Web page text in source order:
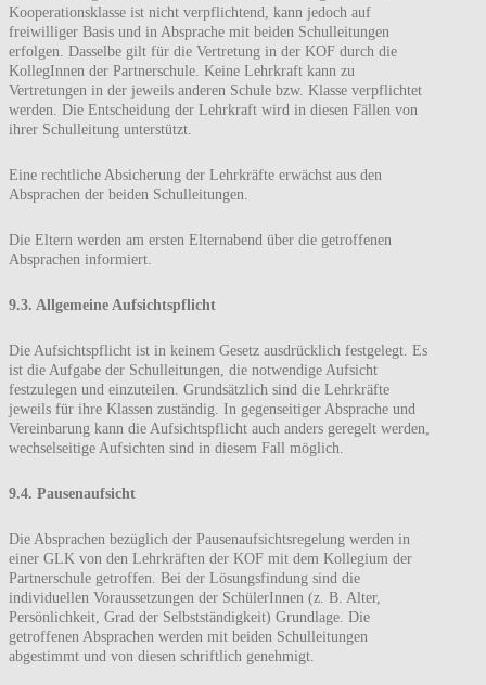
Kooperationsklasse ist nicht verpflichtend, kann jedoch auf
freiwilliger Basis und in Absprache mit beiden Schulleitungen
erfolgen. Dasselbe gilt für die Vertretung in der KOF durch die
KollegInnen der Partnerschule. Keine Lehrkraft kann zu
Vertretungen in der jeweils anderen Schule bzw. Klasse verpflichtet
werden. Die Entscheidung der Lehrkraft wird in diesen Fällen von
ihrer Schulleitung unterstützt.
Eine rechtliche Absicherung der Lehrkräfte erwächst aus den
Absprachen der beiden Schulleitungen.
Die Eltern werden am ersten Elternabend über die getroffenen
Absprachen informiert.
9.3. Allgemeine Aufsichtspflicht
Die Aufsichtspflicht ist in keinem Gesetz ausdrücklich festgelegt. Es
ist die Aufgabe der Schulleitungen, die notwendige Aufsicht
festzulegen und einzuteilen. Grundsätzlich sind die Lehrkräfte
jeweils für ihre Klassen zuständig. In gegenseitiger Absprache und
Vereinbarung kann die Aufsichtspflicht auch anders geregelt werden,
wechselseitige Aufsichten sind in diesem Fall möglich.
9.4. Pausenaufsicht
Die Absprachen bezüglich der Pausenaufsichtsregelung werden in
einer GLK von den Lehrkräften der KOF mit dem Kollegium der
Partnerschule getroffen. Bei der Lösungsfindung sind die
individuellen Voraussetzungen der SchülerInnen (z. B. Alter,
Persönlichkeit, Grad der Selbstständigkeit) Grundlage. Die
getroffenen Absprachen werden mit beiden Schulleitungen
abgestimmt und von diesen schriftlich genehmigt.